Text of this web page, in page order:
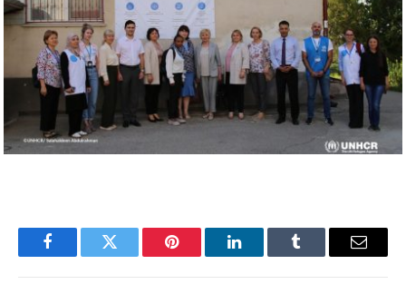
FacebookTwitter Pinterest LinkedInTumblr Email